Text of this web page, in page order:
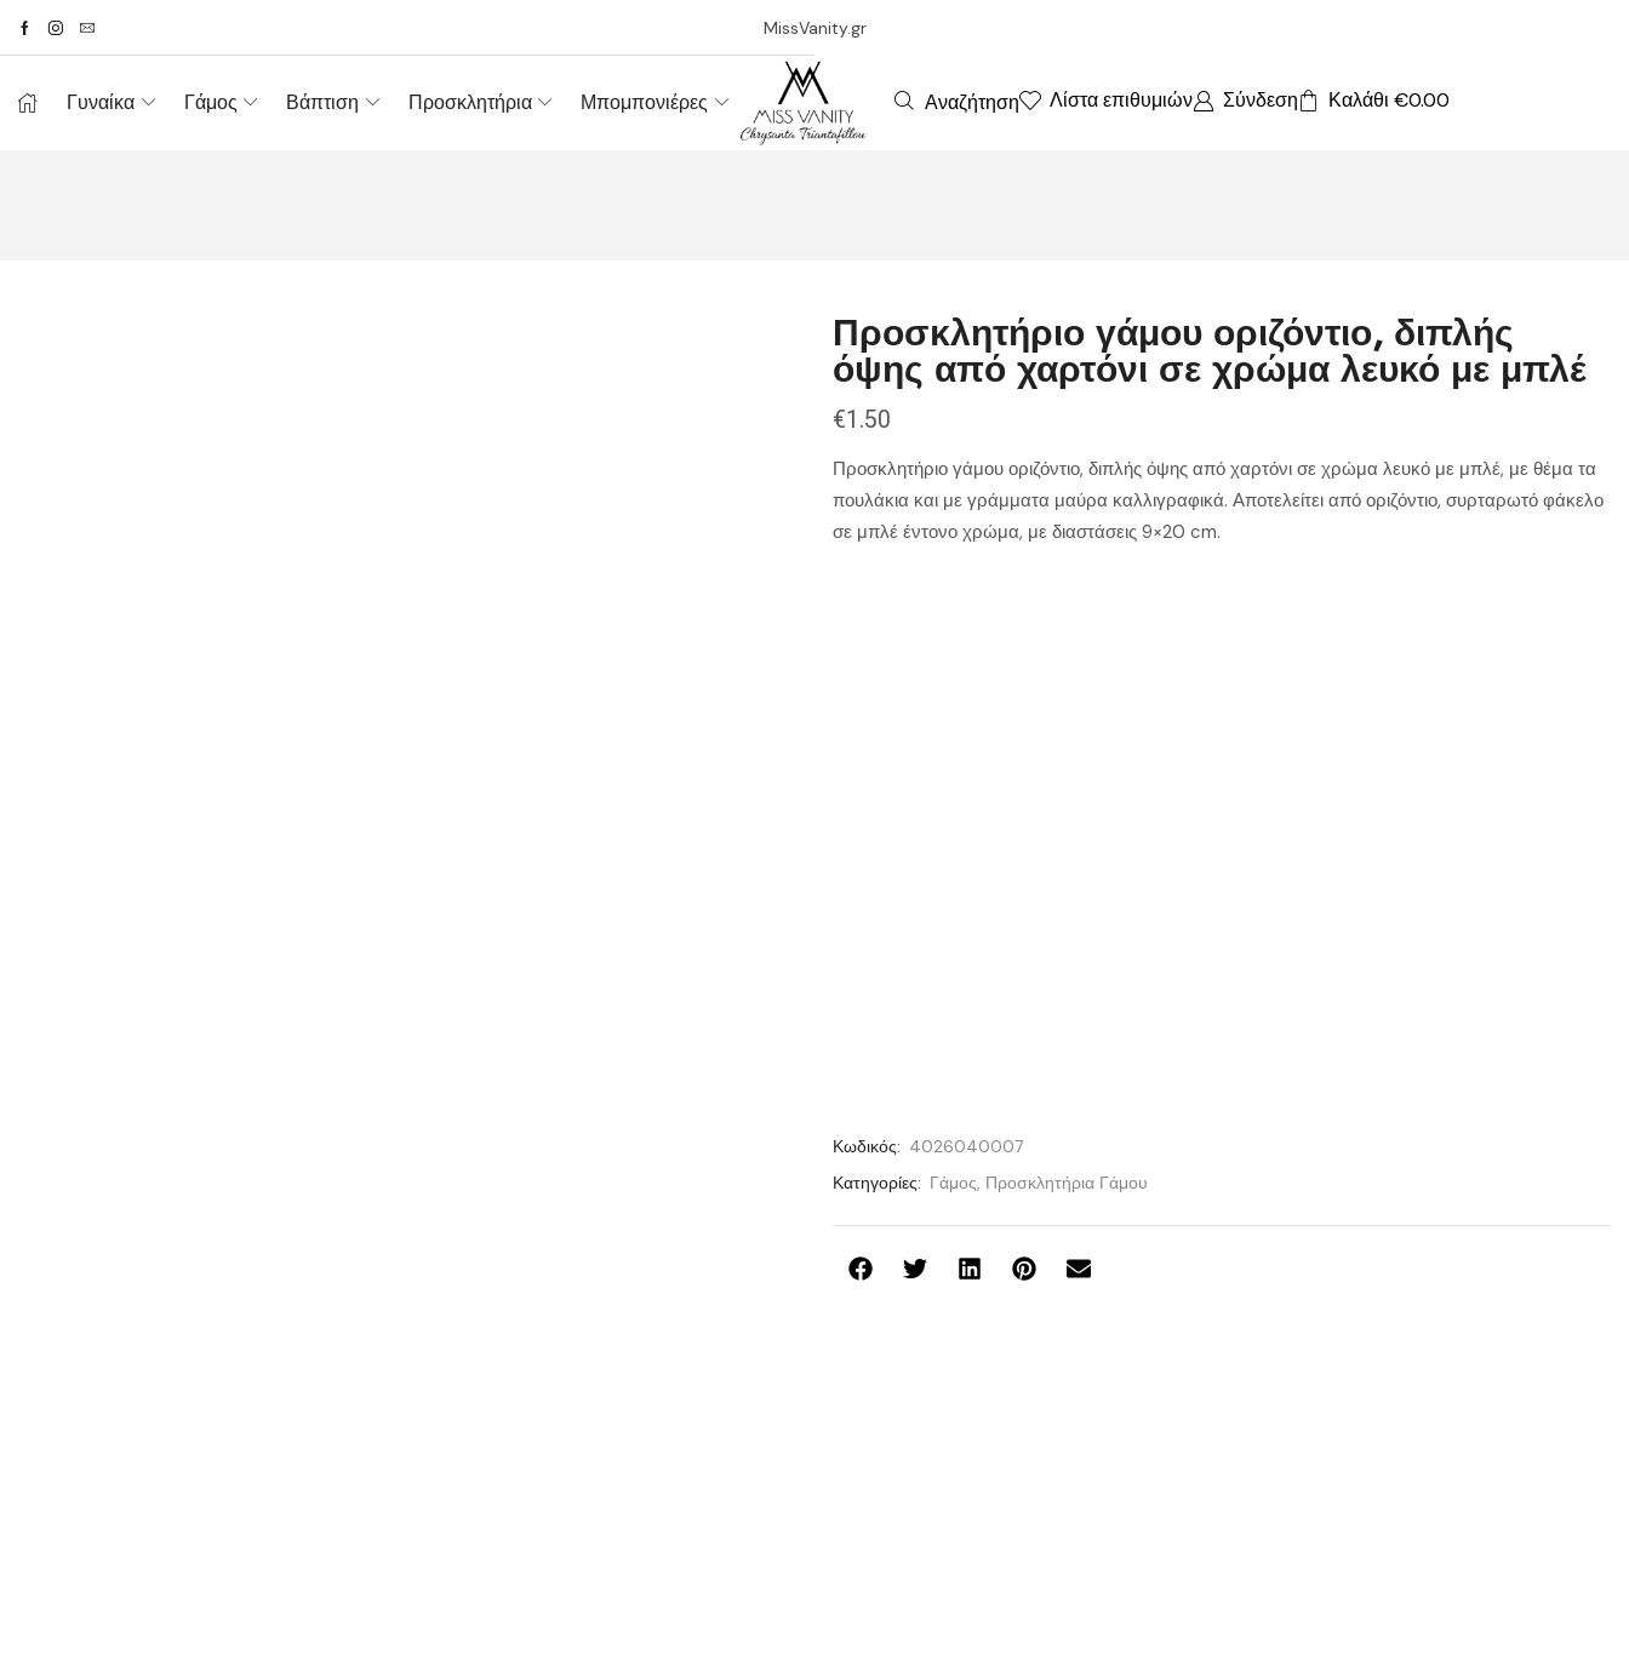
MissVanity.gr
Γυναίκα Γάμος Βάπτιση Προσκλητήρια Μπομπονιέρες Αναζήτηση Λίστα επιθυμιών Σύνδεση Καλάθι €0.00
Προσκλητήριο γάμου οριζόντιο, διπλής
όψης από χαρτόνι σε χρώμα λευκό με μπλέ
€1.50
Προσκλητήριο γάμου οριζόντιο, διπλής όψης από χαρτόνι σε χρώμα λευκό με μπλέ, με θέμα τα
πουλάκια και με γράμματα μαύρα καλλιγραφικά. Αποτελείτει από οριζόντιο, συρταρωτό φάκελο
σε μπλέ έντονο χρώμα, με διαστάσεις 9×20 cm.
Κωδικός: 4026040007
Κατηγορίες: Γάμος, Προσκλητήρια Γάμου